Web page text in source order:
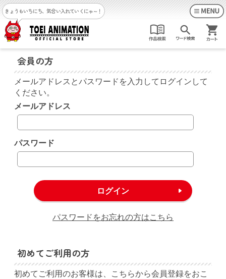
きょうもいちにち、気合い入れていくにゃ～！
会員の方
メールアドレスとパスワードを入力してログインして
ください。
メールアドレス
パスワード
パスワードをお忘れの方はこちら
初めてご利用の方
初めてご利用のお客様は、こちらから会員登録をおこ